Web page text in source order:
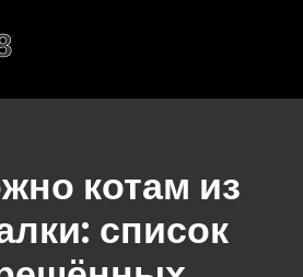
котам из
список